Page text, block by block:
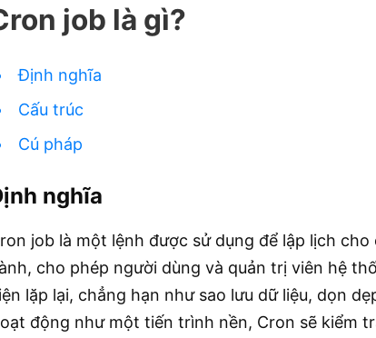
job là gì?
Định nghĩa
Cấu trúc
Cú pháp
nghĩa
job là một lệnh được sử dụng để lập lịch
cho phép người dùng và quản trị viên hệ
lặp lại, chẳng hạn như sao lưu dữ liệu, dọn
động như một tiến trình nền, Cron sẽ kiểm